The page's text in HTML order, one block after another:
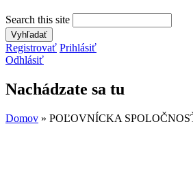
Search this site
Registrovať Prihlásiť
Odhlásiť
Nachádzate sa tu
Domov » POĽOVNÍCKA